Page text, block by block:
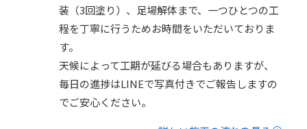
装（3回塗り）、足場解体まで、一つひとつの工
程を丁寧に行うためお時間をいただいておりま
す。
天候によって工期が延びる場合もありますが、
毎日の進捗はLINEで写真付きでご報告しますの
でご安心ください。